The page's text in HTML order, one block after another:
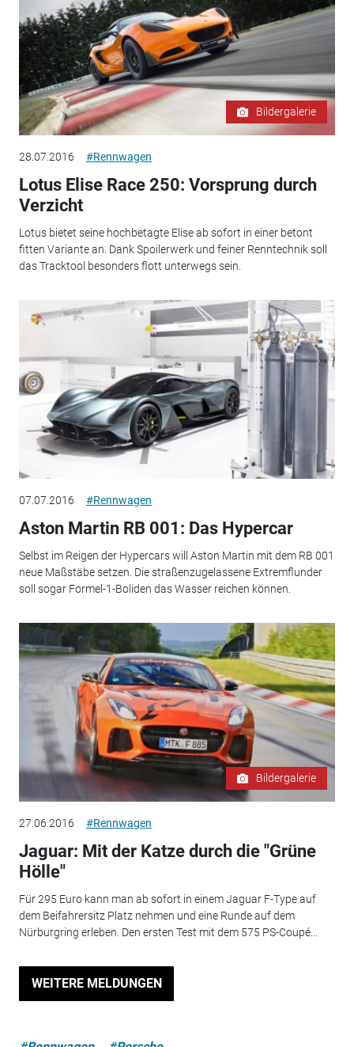
Bildergalerie
28.07.2016 #Rennwagen
Lotus Elise Race 250: Vorsprung durch
Verzicht
Lotus bietet seine hochbetagte Elise ab sofort in einer betont
fitten Variante an. Dank Spoilerwerk und feiner Renntechnik soll
das Tracktool besonders flott unterwegs sein.
07.07.2016 #Rennwagen
Aston Martin RB 001: Das Hypercar
Selbst im Reigen der Hypercars will Aston Martin mit dem RB 001
neue Maßstäbe setzen. Die straßenzugelassene Extremflunder
soll sogar Formel-1-Boliden das Wasser reichen können.
Bildergalerie
27.06.2016 #Rennwagen
Jaguar: Mit der Katze durch die "Grüne
Hölle"
Für 295 Euro kann man ab sofort in einem Jaguar F-Type auf
dem Beifahrersitz Platz nehmen und eine Runde auf dem
Nürburgring erleben. Den ersten Test mit dem 575 PS-Coupé...
WEITERE MELDUNGEN